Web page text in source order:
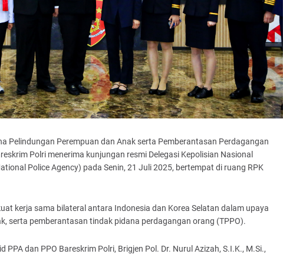
Pelindungan Perempuan dan Anak serta Pemberantasan Perdagangan
Polri menerima kunjungan resmi Delegasi Kepolisian Nasional
Police Agency) pada Senin, 21 Juli 2025, bertempat di ruang RPK
kerja sama bilateral antara Indonesia dan Korea Selatan dalam upaya
serta pemberantasan tindak pidana perdagangan orang (TPPO).
PPA dan PPO Bareskrim Polri, Brigjen Pol. Dr. Nurul Azizah, S.I.K., M.Si.,